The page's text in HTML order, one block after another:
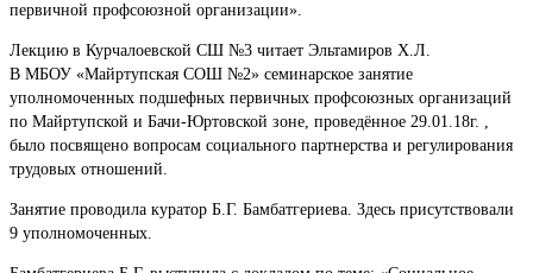
первичной профсоюзной организации».
Лекцию в Курчалоевской СШ №3 читает Эльтамиров Х.Л.
В МБОУ «Майртупская СОШ №2» семинарское занятие
уполномоченных подшефных первичных профсоюзных организаций
по Майртупской и Бачи-Юртовской зоне, проведённое 29.01.18г. ,
было посвящено вопросам социального партнерства и регулирования
трудовых отношений.
Занятие проводила куратор Б.Г. Бамбатгериева. Здесь присутствовали
9 уполномоченных.